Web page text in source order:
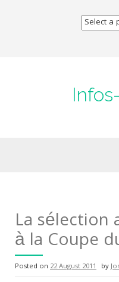
La sélection
à la Coupe
Posted on 22 August 2011 by